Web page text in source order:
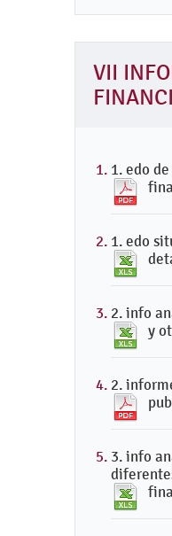
VII
1. edo
1. edo
2. info
y
2.
3. info